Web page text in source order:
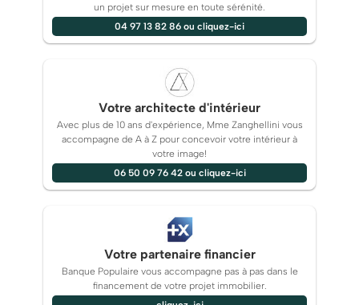
un projet sur mesure en toute sérénité.
04 97 13 82 86 ou cliquez-ici
Votre architecte d'intérieur
Avec plus de 10 ans d'expérience, Mme Zanghellini vous
accompagne de A à Z pour concevoir votre intérieur à
votre image!
06 50 09 76 42 ou cliquez-ici
Votre partenaire financier
Banque Populaire vous accompagne pas à pas dans le
financement de votre projet immobilier.